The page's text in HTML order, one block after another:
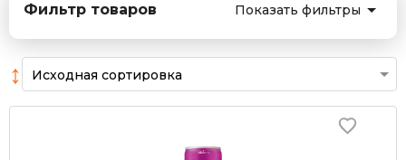
Фильтр товаров Показать фильтры
↕